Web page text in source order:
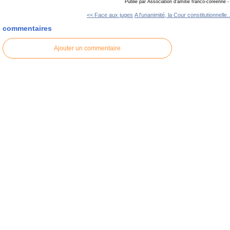
Publié par Association d'amitié franco-coréenne -
<< Face aux juges A l'unanimité, la Cour
commentaires
Ajouter un commentaire